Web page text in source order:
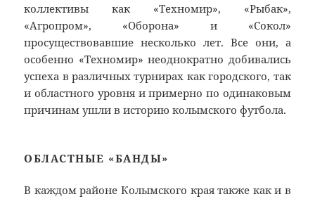
коллективы как «Техномир», «Рыбак»,
«Агропром», «Оборона» и «Сокол»
просуществовавшие несколько лет. Все они, а
особенно «Техномир» неоднократно добивались
успеха в различных турнирах как городского, так
и областного уровня и примерно по одинаковым
причинам ушли в историю колымского футбола.
ОБЛАСТНЫЕ «БАНДЫ»
В каждом районе Колымского края также как и в